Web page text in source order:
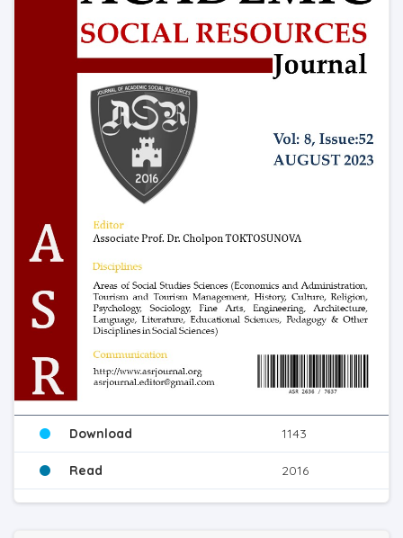
Download 1143
Read 2016